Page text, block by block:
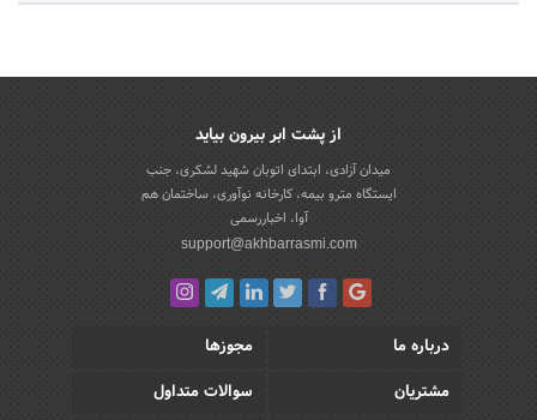
از پشت ابر بیرون بیاید
میدان آزادی، ابتدای اتوبان شهید لشکری، جنب
ایستگاه مترو بیمه، کارخانه نوآوری، ساختمان هم
آوا، اخباررسمی
support@akhbarrasmi.com
درباره ما
مجوزها
مشتریان
سوالات متداول